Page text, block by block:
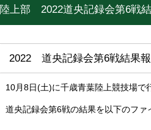
陸上部 2022道央記録会第6戦
2022 道央記録会第6戦結果
10月8日(土)に千歳青葉陸上競技場で
道央記録会第6戦の結果を以下のファ